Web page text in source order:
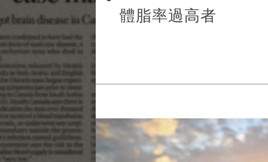
體脂率過高者